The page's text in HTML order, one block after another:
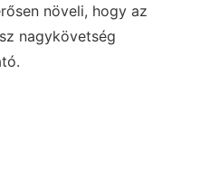
növeli, hogy az
nagykövetség